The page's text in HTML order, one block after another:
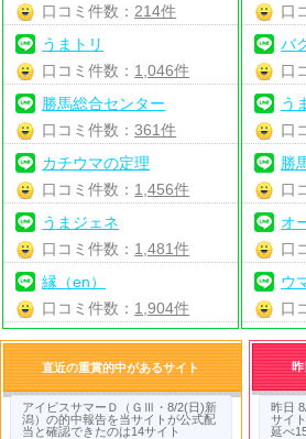
口コミ件数： 214件
うまトリ
口コミ件数： 1,046件
勝馬総合センター
口コミ件数：361件
カチウマの定理
口コミ件数： 1,456件
うまジェネ
口コミ件数： 1,481件
縁（en）
口コミ件数： 1,904件
口
バ
口
う
口
勝
口
オ
口
ウ
口
直近の重賞的中があるサイト
アイビスサマーＤ（ＧⅢ・8/2(日)新
潟）の的中報告を当サイトが公式配
当と確認できたのは14サイト
昨
昨日
サイ
延べ